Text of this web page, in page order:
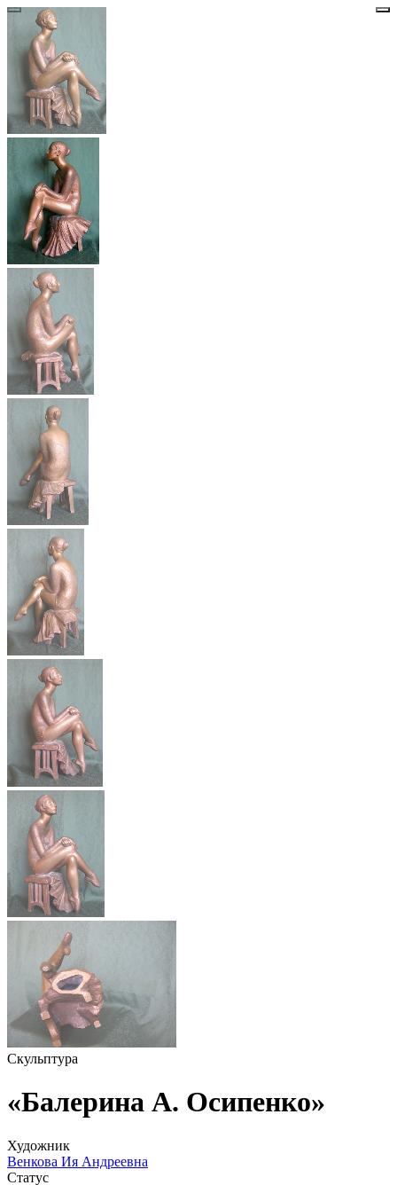
Скульптура
«Балерина А. Осипенко»
Художник
Венкова Ия Андреевна
Статус